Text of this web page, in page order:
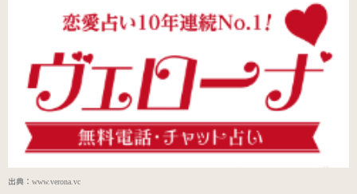
出典： www.verona.vc